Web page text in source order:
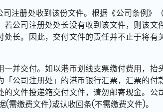
注册处收到该份文件。根据《公司条例》
公司注册处处长没有收到该文件，则该文
处长。因此，交付文件的责任并不止于将有
并交付。如以港币划线支票缴付费用，抬
公司注册处」的港币银行汇票，汇票的付
的文件投递箱交付文件，请勿邮寄现金。公
需缴费文件)或认收回条(不需缴费文件)。